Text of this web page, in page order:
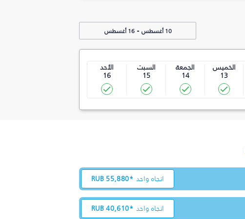
10 أغسطس -16 أغسطس
الخميس
13
الجمعة
14
السبت
15
الأحد
16
اتجاه واحد RUB 55,880*
اتجاه واحد RUB 40,610*